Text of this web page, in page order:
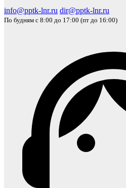
info@pptk-lnr.ru dir@pptk-lnr.ru
По будням с 8:00 до 17:00 (пт до 16:00)